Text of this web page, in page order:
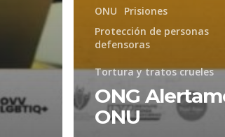
ONU
Prisiones
Protección de personas
defensoras
Tortura y tratos crueles
ONG
ONU
motivos
Noticias recientes
Comunicado: La dignidad
las víctimas y el derecho
verdad deben prevalecer